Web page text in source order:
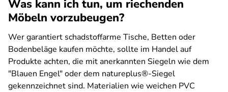
Was kann ich tun, um riechenden
Möbeln vorzubeugen?
Wer garantiert schadstoffarme Tische, Betten oder
Bodenbeläge kaufen möchte, sollte im Handel auf
Produkte achten, die mit anerkannten Siegeln wie dem
"Blauen Engel" oder dem natureplus®-Siegel
gekennzeichnet sind. Materialien wie weichen PVC